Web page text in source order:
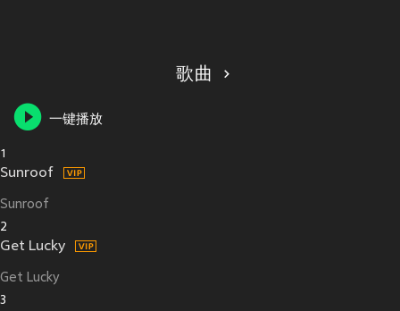
歌曲
一键播放
1
Sunroof
Sunroof
2
Get Lucky
Get Lucky
3